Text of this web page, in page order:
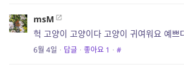
msM
헉 고양이 고양이다 고양이 귀여워요 예쁘
6월 4일 · 답글 · 좋아요 1 · #